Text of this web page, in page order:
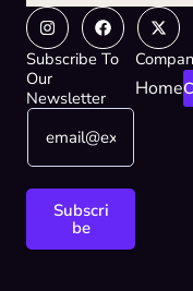
InstagramFacebook
X-
Subscribe To
Our
Newsletter
E
a
i
m
E
a
Subscri
be
Home